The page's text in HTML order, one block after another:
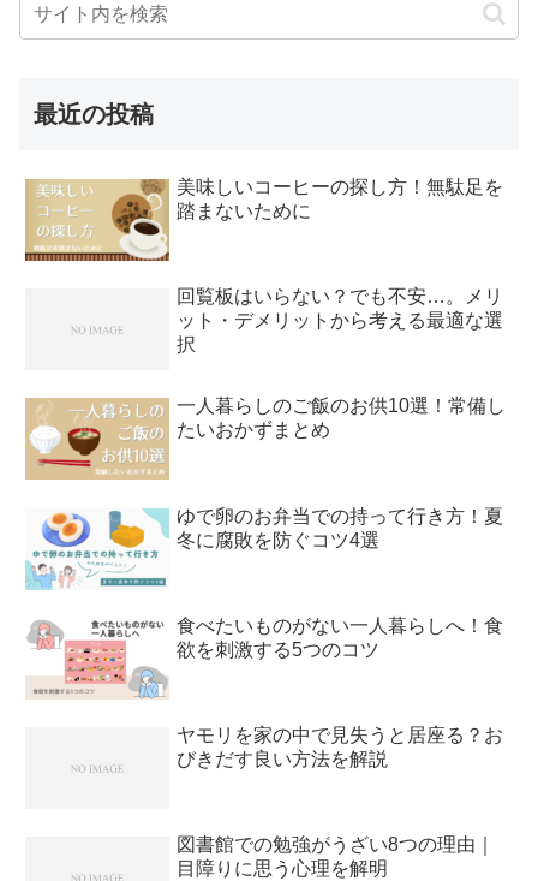
最近の投稿
美味しいコーヒーの探し方！無駄足を
踏まないために
回覧板はいらない？でも不安…。メリ
ット・デメリットから考える最適な選
択
一人暮らしのご飯のお供10選！常備し
たいおかずまとめ
ゆで卵のお弁当での持って行き方！夏
冬に腐敗を防ぐコツ4選
食べたいものがない一人暮らしへ！食
欲を刺激する5つのコツ
ヤモリを家の中で見失うと居座る？お
びきだす良い方法を解説
図書館での勉強がうざい8つの理由｜
目障りに思う心理を解明